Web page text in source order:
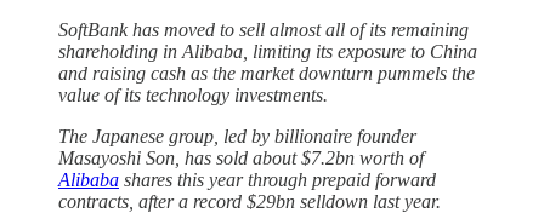
SoftBank has moved to sell almost all of its remaining
shareholding in Alibaba, limiting its exposure to China
and raising cash as the market downturn pummels the
value of its technology investments.
The Japanese group, led by billionaire founder
Masayoshi Son, has sold about $7.2bn worth of
Alibaba shares this year through prepaid forward
contracts, after a record $29bn selldown last year.